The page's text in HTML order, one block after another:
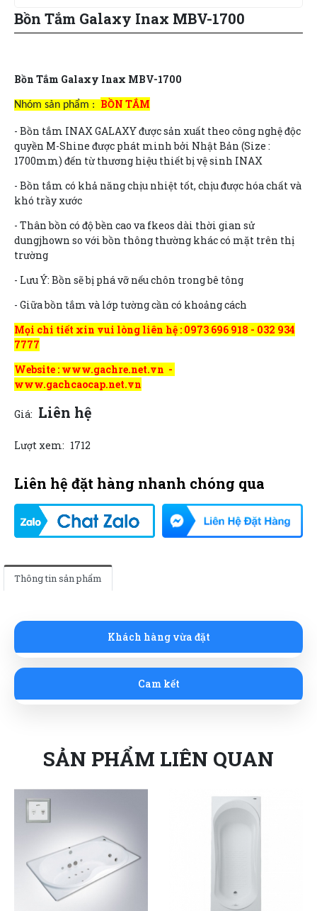
Bồn Tắm Galaxy Inax MBV-1700
Bồn Tắm Galaxy Inax MBV-1700
Nhóm sản phẩm : BỒN TẮM
- Bồn tắm INAX GALAXY được sản xuất theo công nghệ độc
quyền M-Shine được phát minh bởi Nhật Bản (Size :
1700mm) đến từ thương hiệu thiết bị vệ sinh INAX
- Bồn tắm có khả năng chịu nhiệt tốt, chịu được hóa chất và
khó trầy xước
- Thân bồn có độ bền cao va fkeos dài thời gian sử
dungjhown so với bồn thông thường khác có mặt trên thị
trường
- Lưu Ý: Bồn sẽ bị phá vỡ nếu chôn trong bê tông
- Giữa bồn tắm và lớp tường cần có khoảng cách
Mọi chi tiết xin vui lòng liên hệ : 0973 696 918 - 032 934
7777
Website : www.gachre.net.vn -
www.gachcaocap.net.vn
Giá: Liên hệ
Lượt xem: 1712
Liên hệ đặt hàng nhanh chóng qua
Thông tin sản phẩm
Khách hàng vừa đặt
Cam kết
SẢN PHẨM LIÊN QUAN